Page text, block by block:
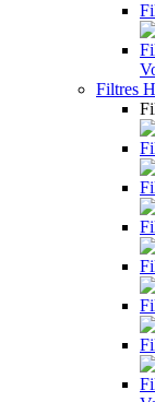
Filtres